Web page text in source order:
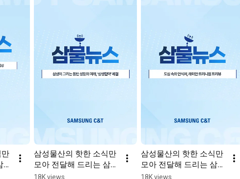
삼성물산의 핫한 소식만
모아 전달해 드리는 삼물
뉴스🎙️
18K views
삼성물산의 핫한 소식만
모아 전달해 드리는 삼물
뉴스🎙️
18K views